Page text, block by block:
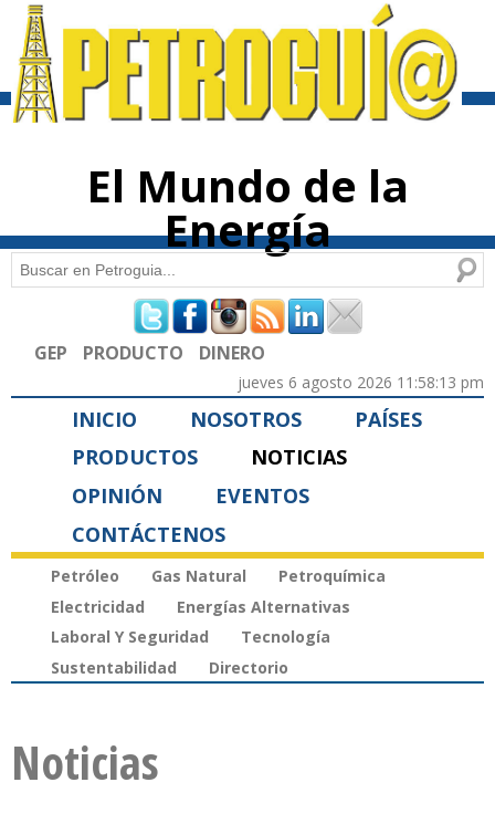
contenido
El Mundo de la
Energía
Formulario de búsqueda
Buscar
GEP PRODUCTO DINERO
jueves 6 agosto 2026 11:58:13 pm
INICIO NOSOTROS
PAÍSES
PRODUCTOS
NOTICIAS
OPINIÓN
EVENTOS
CONTÁCTENOS
Petróleo Gas Natural
Petroquímica
Electricidad
Energías Alternativas
Laboral Y Seguridad
Tecnología
Sustentabilidad
Directorio
Noticias